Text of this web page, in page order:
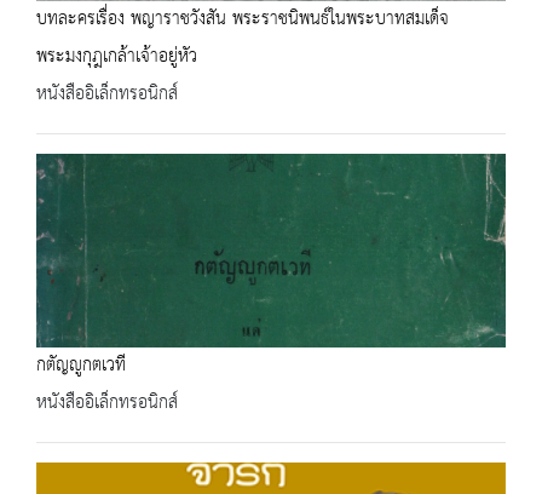
บทละครเรื่อง พญาราชวังสัน พระราชนิพนธ์ในพระบาทสมเด็จ
พระมงกุฎเกล้าเจ้าอยู่หัว
หนังสืออิเล็กทรอนิกส์
กตัญญูกตเวที
หนังสืออิเล็กทรอนิกส์